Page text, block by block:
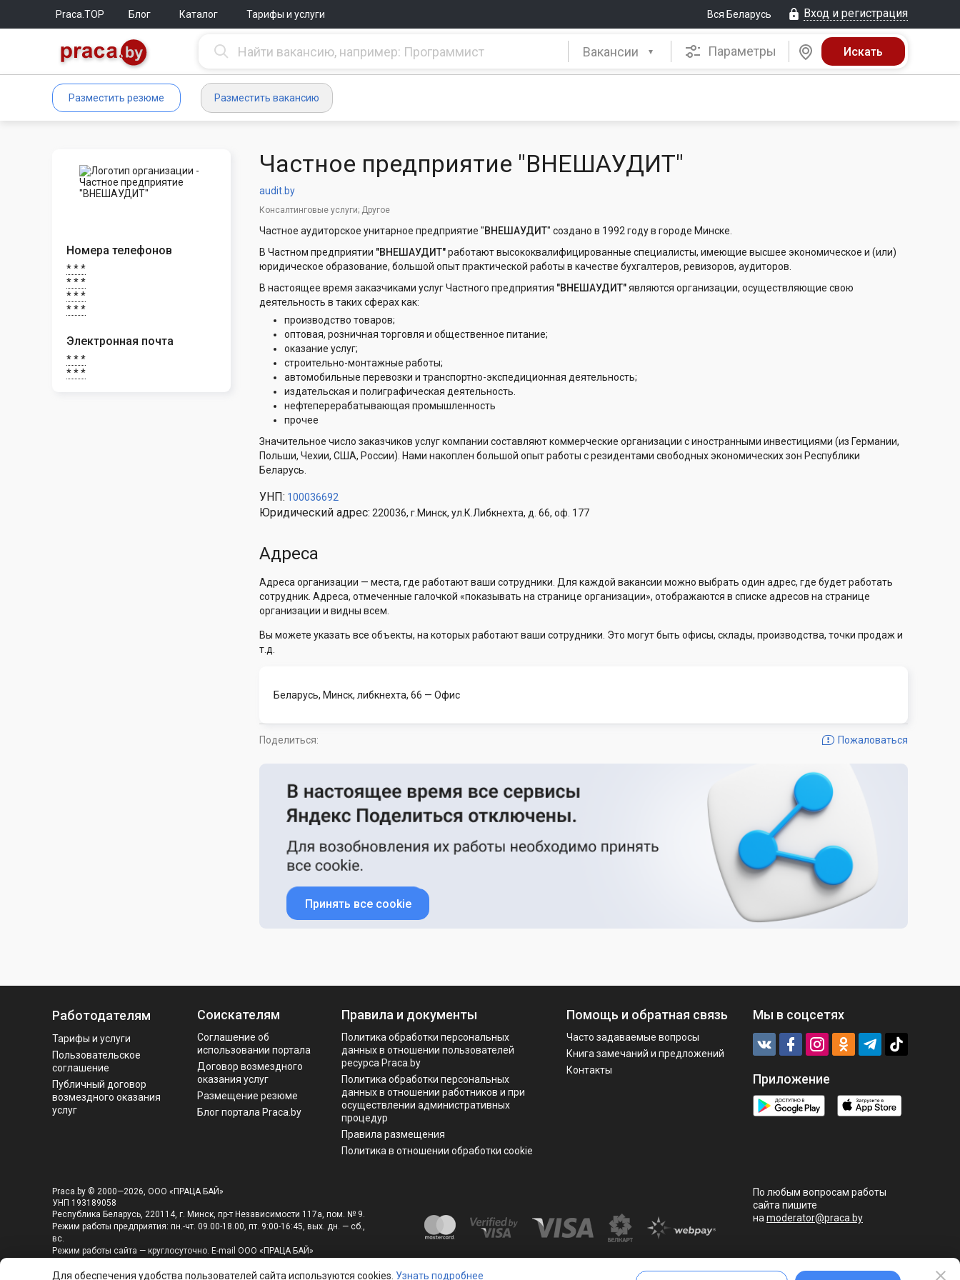
Для обеспечения удобства пользователей сайта используются cookies. Узнать подробнее
Praca.TOP Блог Каталог Тарифы и услуги Вся Беларусь Вход и регистрация
Вакансии Параметры
Разместить резюме Разместить вакансию
Номера телефонов
* * *
* * *
* * *
* * *
Электронная почта
* * *
* * *
Частное предприятие "ВНЕШАУДИТ"
audit.by
Консалтинговые услуги; Другое
Частное аудиторское унитарное предприятие "ВНЕШАУДИТ" создано в 1992 году в городе Минске.
В Частном предприятии "ВНЕШАУДИТ"работают высококвалифицированные специалисты, имеющие высшее экономическое и (или)
юридическое образование, большой опыт практической работы в качестве бухгалтеров, ревизоров, аудиторов.
В настоящее время заказчиками услуг Частного предприятия "ВНЕШАУДИТ"являются организации, осуществляющие свою
деятельность в таких сферах как:
производство товаров;
оптовая, розничная торговля и общественное питание;
оказание услуг;
строительно-монтажные работы;
автомобильные перевозки и транспортно-экспедиционная деятельность;
издательская и полиграфическая деятельность.
нефтеперерабатывающая промышленность
прочее
Значительное число заказчиков услуг компании составляют коммерческие организации с иностранными инвестициями (из Германии,
Польши, Чехии, США, России). Нами накоплен большой опыт работы с резидентами свободных экономических зон Республики
Беларусь.
УНП: 100036692
Юридический адрес: 220036, г.Минск, ул.К.Либкнехта, д. 66, оф. 177
Адреса
Адреса организации — места, где работают ваши сотрудники. Для каждой вакансии можно выбрать один адрес, где будет работать
сотрудник. Адреса, отмеченные галочкой «показывать на странице организации», отображаются в списке адресов на странице
организации и видны всем.
Вы можете указать все объекты, на которых работают ваши сотрудники. Это могут быть офисы, склады, производства, точки продаж и
т.д.
Беларусь, Минск, либкнехта, 66 — Офис
Пожаловаться
Поделиться:
Принять все cookie
Работодателям
Тарифы и услуги
Пользовательское
соглашение
Публичный договор
возмездного оказания
услуг
Соискателям
Соглашение об
использовании портала
Договор возмездного
оказания услуг
Размещение резюме
Блог портала Praca.by
Правила и документы
Политика обработки персональных
данных в отношении пользователей
ресурса Praca.by
Политикa обработки персональных
данных в отношении работников и при
осуществлении административных
процедур
Правила размещения
Политика в отношении обработки cookie
Помощь и обратная связь
Часто задаваемые вопросы
Книга замечаний и предложений
Контакты
Мы в соцсетях
Приложение
Praca.by © 2000—2026, ООО «ПРАЦА БАЙ»
УНП 193189058
Республика Беларусь, 220114, г. Минск, пр-т Независимости 117а, пом. № 9.
Режим работы предприятия: пн.-чт. 09.00-18.00, пт. 9:00-16:45, вых. дн. — сб.,
вс.
Режим работы сайта — круглосуточно. E-mail ООО «ПРАЦА БАЙ»
По любым вопросам работы
сайта пишите
на moderator@praca.by